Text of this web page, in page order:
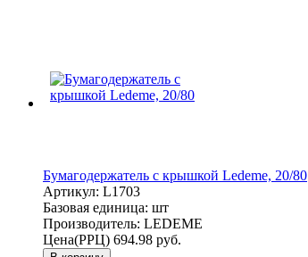
Бумагодержатель с крышкой Ledeme, 20/80
Артикул: L1703
Базовая единица: шт
Производитель: LEDEME
Цена(РРЦ) 694.98 руб.